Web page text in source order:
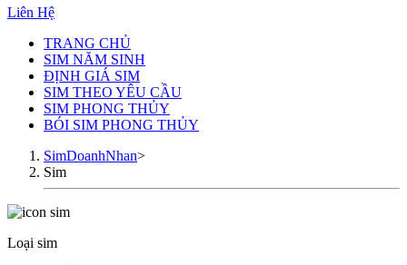
Liên Hệ
TRANG CHỦ
SIM NĂM SINH
ĐỊNH GIÁ SIM
SIM THEO YÊU CẦU
SIM PHONG THỦY
BÓI SIM PHONG THỦY
SimDoanhNhan>
Sim
Loại sim